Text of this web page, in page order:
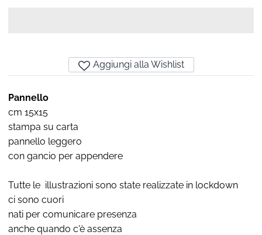
Aggiungi alla Wishlist
Pannello
cm 15x15
stampa su carta
pannello leggero
con gancio per appendere
Tutte le illustrazioni sono state realizzate in lockdown
ci sono cuori
nati per comunicare presenza
anche quando c'è assenza